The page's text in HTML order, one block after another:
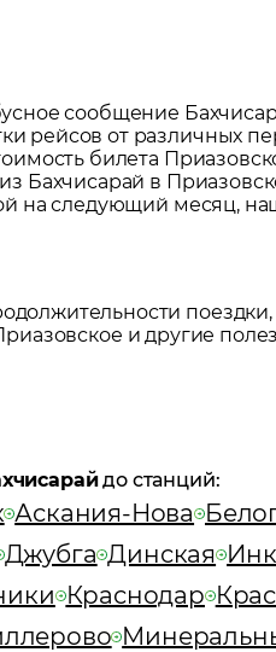
сообщение
рейсов от различных
билета
Бахчисарай в
на следующий месяц,
и другие
до станций:
Аскания-Нова
Джубга Динская
Краснодар